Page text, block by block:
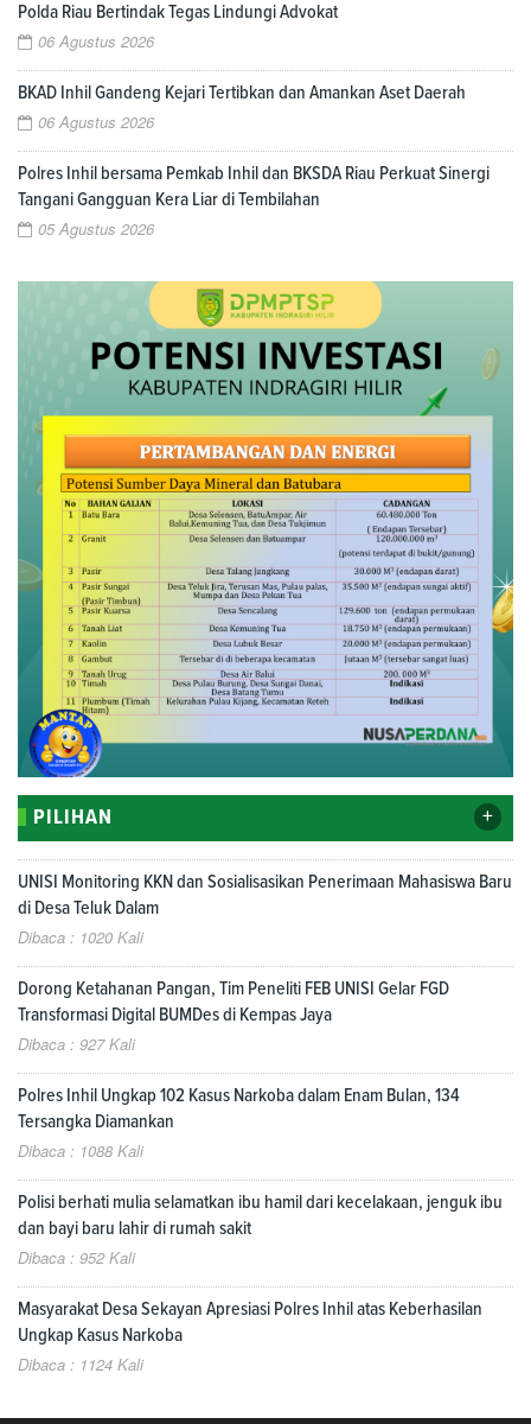
Polda Riau Bertindak Tegas Lindungi Advokat
06 Agustus 2026
BKAD Inhil Gandeng Kejari Tertibkan dan Amankan Aset Daerah
06 Agustus 2026
Polres Inhil bersama Pemkab Inhil dan BKSDA Riau Perkuat Sinergi
Tangani Gangguan Kera Liar di Tembilahan
05 Agustus 2026
PILIHAN +
UNISI Monitoring KKN dan Sosialisasikan Penerimaan Mahasiswa Baru
di Desa Teluk Dalam
Dibaca : 1020 Kali
Dorong Ketahanan Pangan, Tim Peneliti FEB UNISI Gelar FGD
Transformasi Digital BUMDes di Kempas Jaya
Dibaca : 927 Kali
Polres Inhil Ungkap 102 Kasus Narkoba dalam Enam Bulan, 134
Tersangka Diamankan
Dibaca : 1088 Kali
Polisi berhati mulia selamatkan ibu hamil dari kecelakaan, jenguk ibu
dan bayi baru lahir di rumah sakit
Dibaca : 952 Kali
Masyarakat Desa Sekayan Apresiasi Polres Inhil atas Keberhasilan
Ungkap Kasus Narkoba
Dibaca : 1124 Kali